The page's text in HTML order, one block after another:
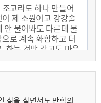
교라도 하나 만들어
제 소원이고 강강술
안 물어봐도 다른데 물
로 계속 화합하고 더
하는 것만 갖고도 마음
있어요.
람들.
삶을 살면서도 만학의